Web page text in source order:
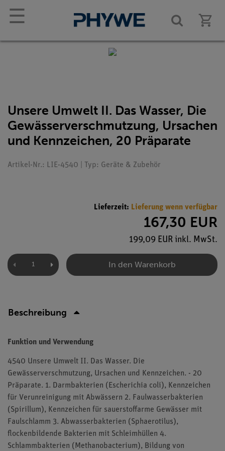
☰
Unsere Umwelt II. Das Wasser, Die
Gewässerverschmutzung, Ursachen
und Kennzeichen, 20 Präparate
Artikel-Nr.: LIE-4540 | Typ: Geräte & Zubehör
Lieferzeit: Lieferung wenn verfügbar
167,30 EUR
199,09 EUR inkl. MwSt.
In den Warenkorb
Beschreibung
Funktion und Verwendung
4540 Unsere Umwelt II. Das Wasser. Die
Gewässerverschmutzung, Ursachen und Kennzeichen. - 20
Präparate. 1. Darmbakterien (Escherichia coli), Kennzeichen
für Verunreinigung mit Abwässern 2. Faulwasserbakterien
(Spirillum), Kennzeichen für sauerstoffarme Gewässer mit
Faulschlamm 3. Abwasserbakterien (Sphaerotilus),
flockenbildende Bakterien mit Schleimhüllen 4.
Schlammbakterien (Methanobacterium), Bildung von